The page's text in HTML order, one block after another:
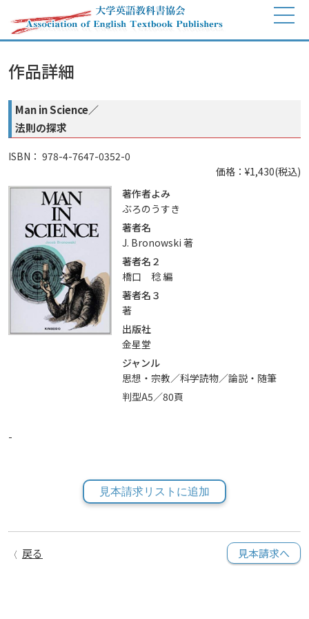
作品詳細
Man in Science／
法則の探求
ISBN： 978-4-7647-0352-0
価格：¥1,430(税込)
著作者よみ
ぶろのうすき
著者名
J. Bronowski 著
著者名２
橋口 稔 編
著者名３
著
出版社
金星堂
ジャンル
思想・宗教／科学読物／論説・随筆
判型A5／80頁
-
見本請求リストに追加
戻る 見本請求へ